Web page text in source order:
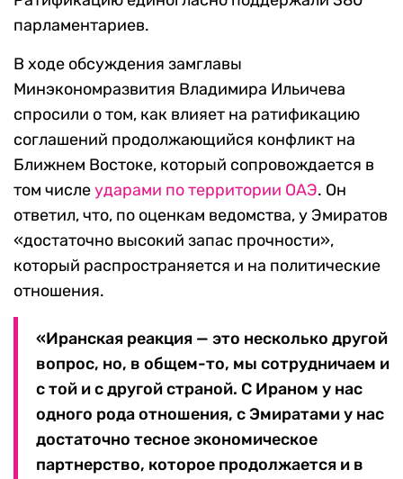
парламентариев.
В ходе обсуждения замглавы
Минэкономразвития Владимира Ильичева
спросили о том, как влияет на ратификацию
соглашений продолжающийся конфликт на
Ближнем Востоке, который сопровождается в
том числеударами по территории ОАЭ. Он
ответил, что, по оценкам ведомства, у Эмиратов
«достаточно высокий запас прочности»,
который распространяется и на политические
отношения.
«Иранская реакция — это несколько другой
вопрос, но, в общем-то, мы сотрудничаем и
с той и с другой страной. С Ираном у нас
одного рода отношения, с Эмиратами у нас
достаточно тесное экономическое
партнерство, которое продолжается и в